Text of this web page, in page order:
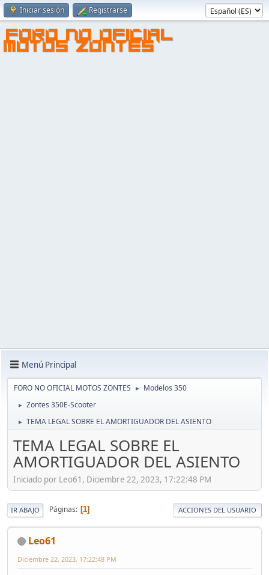
Iniciar sesión Registrarse
FORO NO OFICIAL
MOTOS ZONTES
Menú Principal
FORO NO OFICIAL MOTOS ZONTES ► Modelos 350
► Zontes 350E-Scooter
► TEMA LEGAL SOBRE EL AMORTIGUADOR DEL ASIENTO
TEMA LEGAL SOBRE EL
AMORTIGUADOR DEL ASIENTO
Iniciado por Leo61, Diciembre 22, 2023, 17:22:48 PM
IR ABAJO Páginas 1 ACCIONES DEL USUARIO
Leo61
Diciembre 22, 2023, 17:22:48 PM